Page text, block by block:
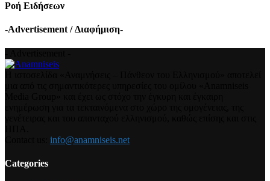
Ροή Ειδήσεων
-Advertisement / Διαφήμιση-
info@anamniseis.net
Categories